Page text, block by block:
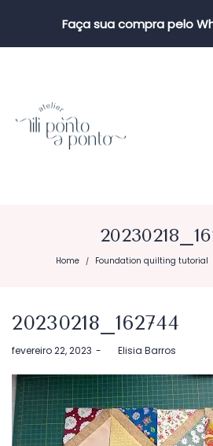
Faça sua compra pelo
Home / Foundation quilting tutorial
20230218_162744
Postado
fevereiro 22, 2023 byElisia Barros